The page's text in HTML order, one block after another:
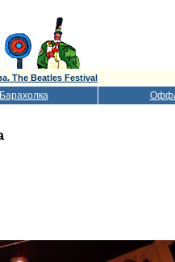
The Beatles Festival
Барахолка